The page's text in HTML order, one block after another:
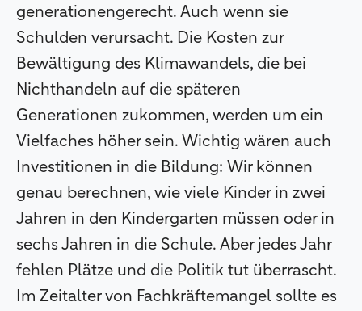
generationengerecht. Auch wenn sie
Schulden verursacht. Die Kosten zur
Bewältigung des Klimawandels, die bei
Nichthandeln auf die späteren
Generationen zukommen, werden um ein
Vielfaches höher sein. Wichtig wären auch
Investitionen in die Bildung: Wir können
genau berechnen, wie viele Kinder in zwei
Jahren in den Kindergarten müssen oder in
sechs Jahren in die Schule. Aber jedes Jahr
fehlen Plätze und die Politik tut überrascht.
Im Zeitalter von Fachkräftemangel sollte es